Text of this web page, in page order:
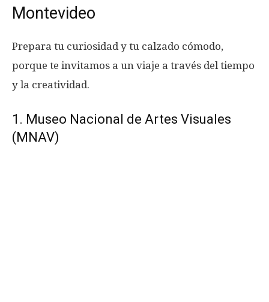
Montevideo
Prepara tu curiosidad y tu calzado cómodo,
porque te invitamos a un viaje a través del tiempo
y la creatividad.
1. Museo Nacional de Artes Visuales
(MNAV)